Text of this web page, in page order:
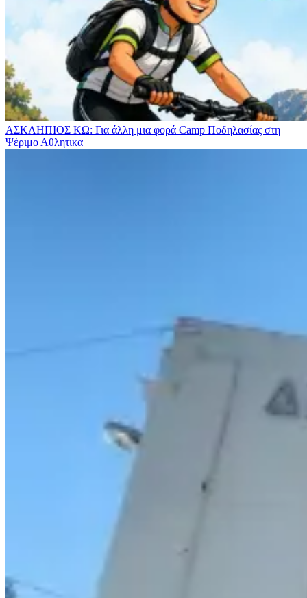
ΑΣΚΛΗΠΙΟΣ ΚΩ: Για άλλη μια φορά Camp Ποδηλασίας στη
Ψέριμο Αθλητικα